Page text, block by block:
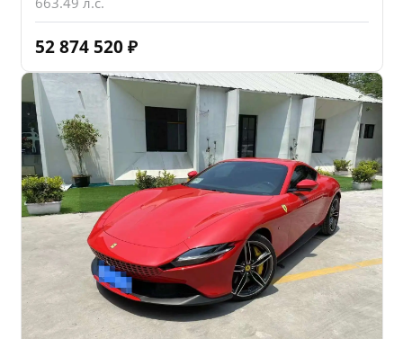
52 874 520 ₽